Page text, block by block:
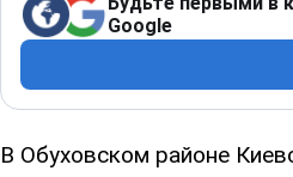
Google
В Обуховском районе